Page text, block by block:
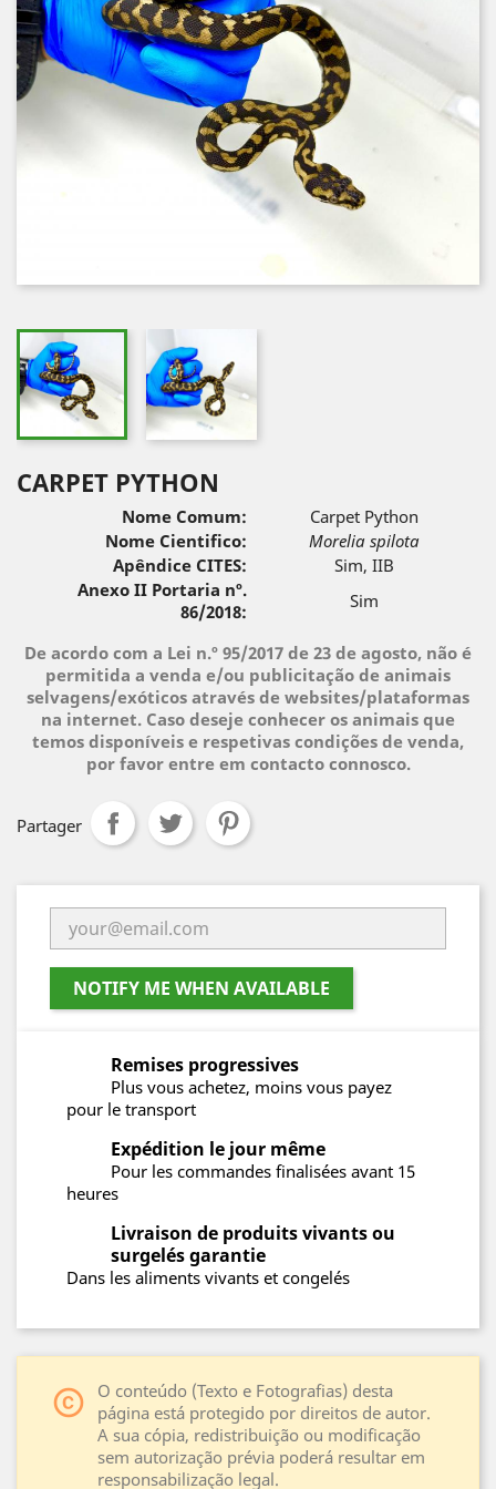
CARPET PYTHON
Nome Comum:
Carpet Python
Nome Cientifico:
Morelia spilota
Apêndice CITES:
Sim, IIB
Anexo II Portaria nº.
86/2018:
Sim
De acordo com a Lei n.º 95/2017 de 23 de agosto, não é
permitida a venda e/ou publicitação de animais
selvagens/exóticos através de websites/plataformas
na internet. Caso deseje conhecer os animais que
temos disponíveis e respetivas condições de venda,
por favor entre em contacto connosco.
Partager
NOTIFY ME WHEN AVAILABLE
Remises progressives
Plus vous achetez, moins vous payez
pour le transport
Expédition le jour même
Pour les commandes finalisées avant 15
heures
Livraison de produits vivants ou
surgelés garantie
Dans les aliments vivants et congelés
copyright
O conteúdo (Texto e Fotografias) desta
página está protegido por direitos de autor.
A sua cópia, redistribuição ou modificação
sem autorização prévia poderá resultar em
responsabilização legal.